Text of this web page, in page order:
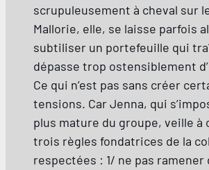
scrupuleusement à cheval sur
Mallorie, elle, se laisse parfois
subtiliser un portefeuille qui
dépasse trop ostensiblement
Ce qui n’est pas sans créer
tensions. Car Jenna, qui
plus mature du groupe, veille à
trois règles fondatrices de la
respectées : 1/ ne pas ramener